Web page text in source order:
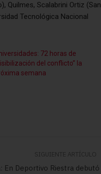
Quilmes, Scalabrini Ortiz (San
Tecnológica Nacional
72 horas de
del conflicto” la
semana
SIGUIENTE ARTÍCULO
En Deportivo Riestra